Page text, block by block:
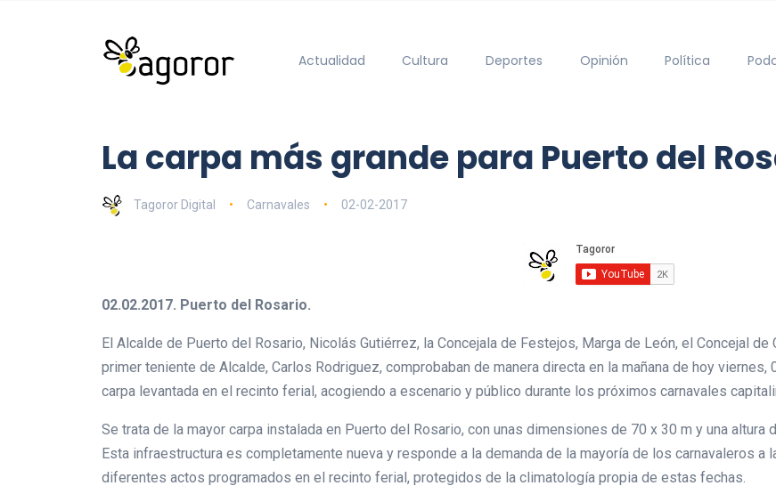
Actualidad Cultura Deportes Opinión Política
La carpa más grande para Puerto del
Tagoror Digital Carnavales 02-02-2017
02.02.2017. Puerto del Rosario.
El Alcalde de Puerto del Rosario, Nicolás Gutiérrez, la Concejala de Festejos, Marga de León, el Concejal
primer teniente de Alcalde, Carlos Rodriguez, comprobaban de manera directa en la mañana de hoy
carpa levantada en el recinto ferial, acogiendo a escenario y público durante los próximos carnavales
Se trata de la mayor carpa instalada en Puerto del Rosario, con unas dimensiones de 70 x 30 m y una altura
Esta infraestructura es completamente nueva y responde a la demanda de la mayoría de los carnavaleros
diferentes actos programados en el recinto ferial, protegidos de la climatología propia de estas fechas.